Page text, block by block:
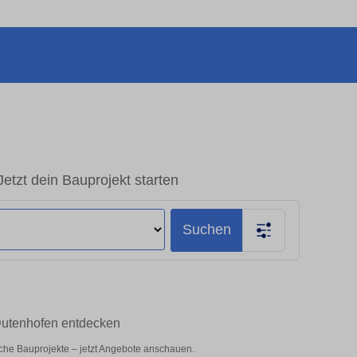
dein Bauprojekt starten
Suchen
entdecken
Bauprojekte – jetzt Angebote anschauen.